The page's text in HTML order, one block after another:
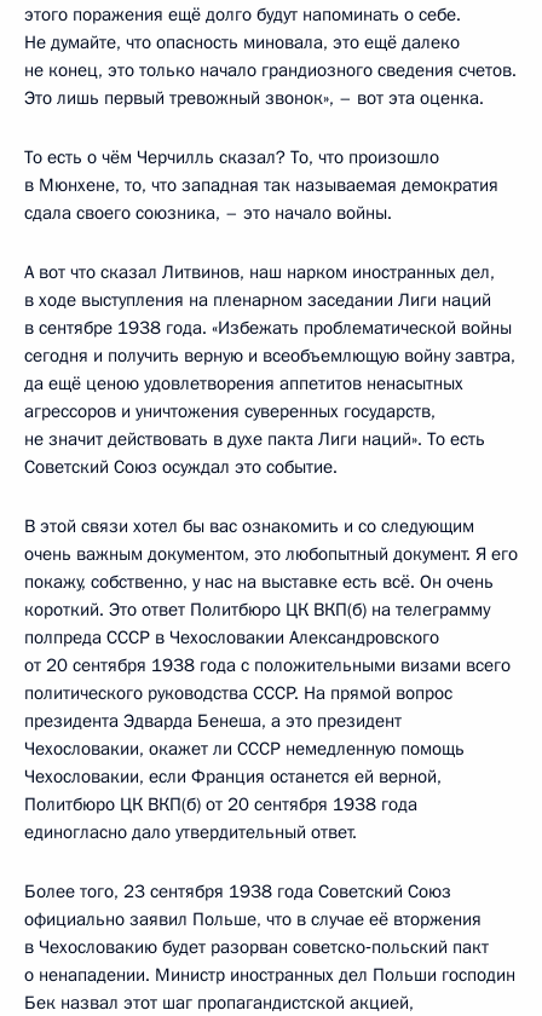
этого поражения ещё долго будут напоминать о себе.
Не думайте, что опасность миновала, это ещё далеко
не конец, это только начало грандиозного сведения счетов.
Это лишь первый тревожный звонок», – вот эта оценка.
То есть о чём Черчилль сказал? То, что произошло
в Мюнхене, то, что западная так называемая демократия
сдала своего союзника, – это начало войны.
А вот что сказал Литвинов, наш нарком иностранных дел,
в ходе выступления на пленарном заседании Лиги наций
в сентябре 1938 года. «Избежать проблематической войны
сегодня и получить верную и всеобъемлющую войну завтра,
да ещё ценою удовлетворения аппетитов ненасытных
агрессоров и уничтожения суверенных государств,
не значит действовать в духе пакта Лиги наций». То есть
Советский Союз осуждал это событие.
В этой связи хотел бы вас ознакомить и со следующим
очень важным документом, это любопытный документ. Я его
покажу, собственно, у нас на выставке есть всё. Он очень
короткий. Это ответ Политбюро ЦК ВКП(б) на телеграмму
полпреда СССР в Чехословакии Александровского
от 20 сентября 1938 года с положительными визами всего
политического руководства СССР. На прямой вопрос
президента Эдварда Бенеша, а это президент
Чехословакии, окажет ли СССР немедленную помощь
Чехословакии, если Франция останется ей верной,
Политбюро ЦК ВКП(б) от 20 сентября 1938 года
единогласно дало утвердительный ответ.
Более того, 23 сентября 1938 года Советский Союз
официально заявил Польше, что в случае её вторжения
в Чехословакию будет разорван советско‑польский пакт
о ненападении. Министр иностранных дел Польши господин
Бек назвал этот шаг пропагандистской акцией,